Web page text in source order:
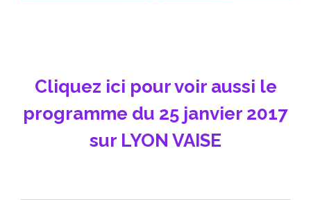
Cliquez ici pour voir aussi le
programme du 25 janvier 2017
sur LYON VAISE